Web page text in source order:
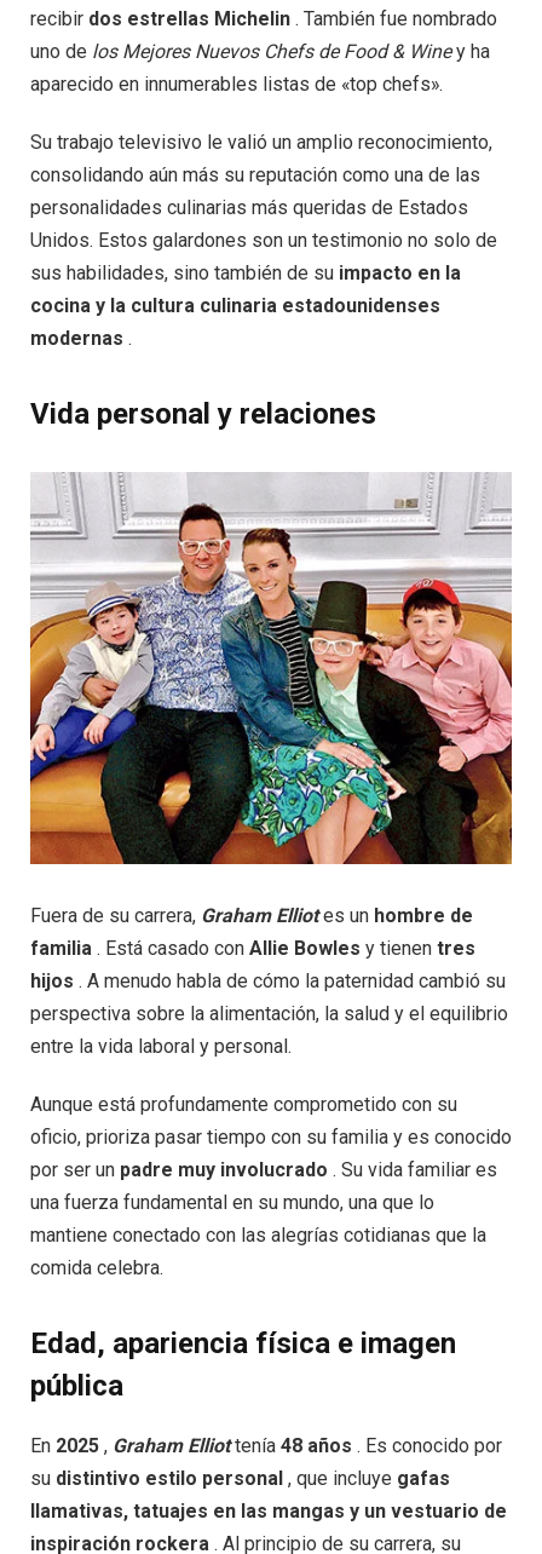
recibir dos estrellas Michelin . También fue nombrado
uno de los Mejores Nuevos Chefs de Food & Winey ha
aparecido en innumerables listas de «top chefs».
Su trabajo televisivo le valió un amplio reconocimiento,
consolidando aún más su reputación como una de las
personalidades culinarias más queridas de Estados
Unidos. Estos galardones son un testimonio no solo de
sus habilidades, sino también de su impacto en la
cocina y la cultura culinaria estadounidenses
modernas .
Vida personal y relaciones
Fuera de su carrera, Graham Elliotes un hombre de
familia . Está casado con Allie Bowles y tienen tres
hijos . A menudo habla de cómo la paternidad cambió su
perspectiva sobre la alimentación, la salud y el equilibrio
entre la vida laboral y personal.
Aunque está profundamente comprometido con su
oficio, prioriza pasar tiempo con su familia y es conocido
por ser un padre muy involucrado . Su vida familiar es
una fuerza fundamental en su mundo, una que lo
mantiene conectado con las alegrías cotidianas que la
comida celebra.
Edad, apariencia física e imagen
pública
En 2025 , Graham Elliottenía 48 años . Es conocido por
su distintivo estilo personal , que incluye gafas
llamativas, tatuajes en las mangas y un vestuario de
inspiración rockera . Al principio de su carrera, su